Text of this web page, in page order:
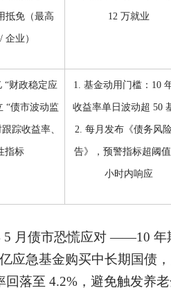
抵免（最高
企业）
12 万就业
“财政稳定应
“债市波动监
踪收益率、
指标
1. 基金动用门槛：10
收益率单日波动超 50
2. 每月发布《债务风
告》，预警指标超阈
小时内响应
5 月债市恐慌应对 ——10 年
应急基金购买中长期国债
回落至 4.2%，避免触发养